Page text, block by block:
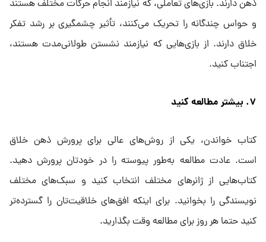
ذهن دارند. بازی‌های تعاملی، که نیازمند انجام حرکات مختلف هستند
و حواس چندگانه را تحریک می‌کنند، تأثیر چشمگیری بر رشد تفکر
خلاق دارند. از بازی‌هایی که نیازمند نشستن طولانی‌مدت هستند،
اجتناب کنید.
۷. بیشتر مطالعه کنید
کتاب خواندن، یکی از روش‌های عالی برای پرورش ذهن خلاق
است. عادت مطالعه به‌طور پیوسته را در خودتان پرورش دهید.
کتاب‌هایی از ژانرهای مختلف انتخاب کنید و سبک‌های مختلف
نویسندگی را بخوانید. برای اینکه افق‌های خلاقیت‌تان را گسترده‌تر
کنید حتما هر روز برای مطالعه وقت بگذارید.